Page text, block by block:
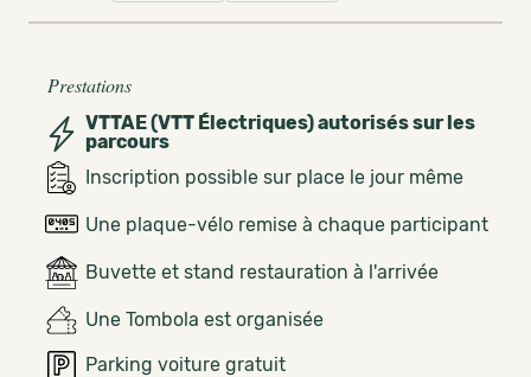
Prestations
VTTAE (VTT Électriques) autorisés sur les
parcours
Inscription possible sur place le jour même
Une plaque-vélo remise à chaque participant
Buvette et stand restauration à l'arrivée
Une Tombola est organisée
Parking voiture gratuit